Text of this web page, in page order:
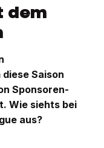
dem
Saison
Sponsoren-
Wie siehts bei
aus?